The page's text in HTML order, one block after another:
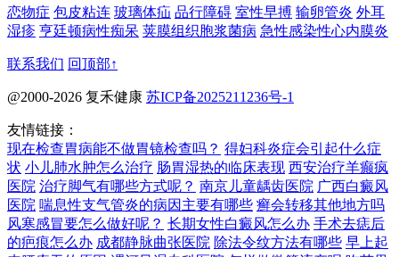
恋物症 包皮粘连 玻璃体疝 品行障碍 室性早搏 输卵管炎 外耳
湿疹 亨廷顿病性痴呆 荚膜组织胞浆菌病 急性感染性心内膜炎
联系我们 回顶部↑
@2000-2026 复禾健康 苏ICP备2025211236号-1
友情链接：
现在检查胃病能不做胃镜检查吗？ 得妇科炎症会引起什么症
状 小儿肺水肿怎么治疗 肠胃湿热的临床表现 西安治疗羊癫疯
医院 治疗脚气有哪些方式呢？ 南京儿童龋齿医院 广西白癜风
医院 喘息性支气管炎的病因主要有哪些 癣会转移其他地方吗
风寒感冒要怎么做好呢？ 长期女性白癜风怎么办 手术去痣后
的疤痕怎么办 成都静脉曲张医院 除法令纹方法有哪些 早上起